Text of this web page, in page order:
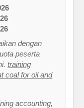
dengan
peserta
training
coal for oil and
accounting,